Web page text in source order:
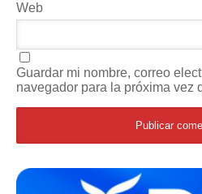
Web
Guardar mi nombre, correo
navegador para la próxima vez